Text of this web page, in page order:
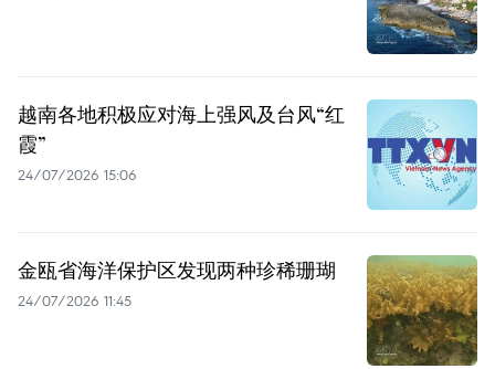
越南各地积极应对海上强风及台风“红
霞”
24/07/2026 15:06
金瓯省海洋保护区发现两种珍稀珊瑚
24/07/2026 11:45